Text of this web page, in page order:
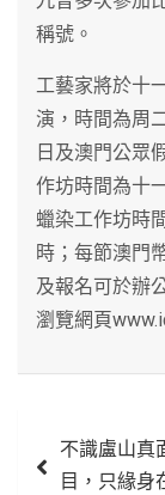
稱號。
工藝家將於十
演，時間為周
日及澳門公眾
作坊時間為十
蠟染工作坊時
時；每節澳門
及報名可於辦
瀏覽網頁
章
不識盧山真
目，只緣身